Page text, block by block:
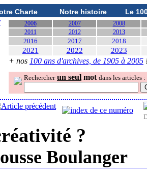
Charte Notre histoire Le
2006 2007
2008
2011
2012 2013
2016 2017 2018
2021 2022 2023
+ nos 100 ans d'archives, de 1905 à 2005
Rechercher un seul mot dans les articles :
?
Boulanger